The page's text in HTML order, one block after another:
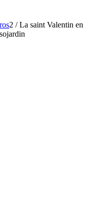
2 / La saint Valentin en